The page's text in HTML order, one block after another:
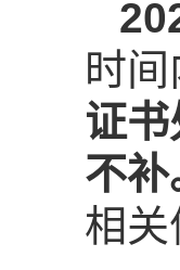
时
证
不
相